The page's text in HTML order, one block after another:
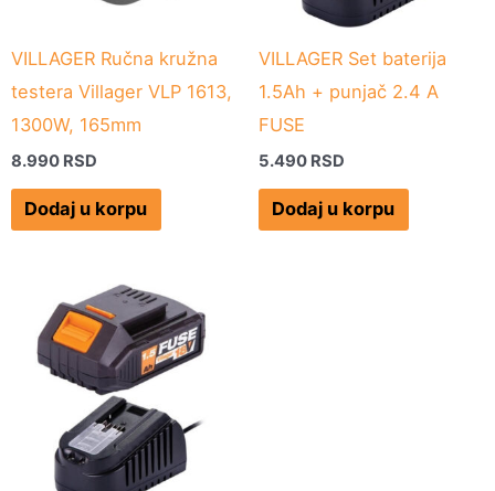
VILLAGER Ručna kružna
testera Villager VLP 1613,
1300W, 165mm
8.990 RSD
Dodaj u korpu
VILLAGER Set baterija
1.5Ah + punjač 2.4 A
FUSE
5.490 RSD
Dodaj u korpu